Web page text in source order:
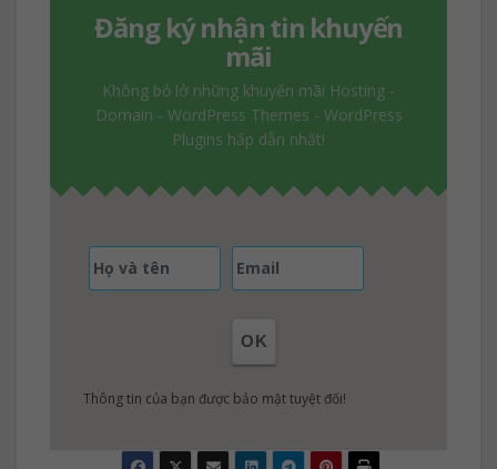
Đăng ký nhận tin khuyến
mãi
Không bỏ lở những khuyến mãi Hosting -
Domain - WordPress Themes - WordPress
Plugins hấp dẫn nhất!
OK
Thông tin của bạn được bảo mật tuyệt đối!